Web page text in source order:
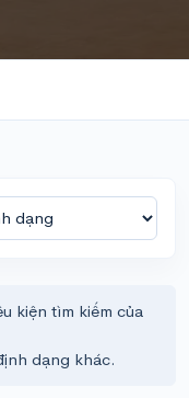
kiện tìm kiếm của
dạng khác.